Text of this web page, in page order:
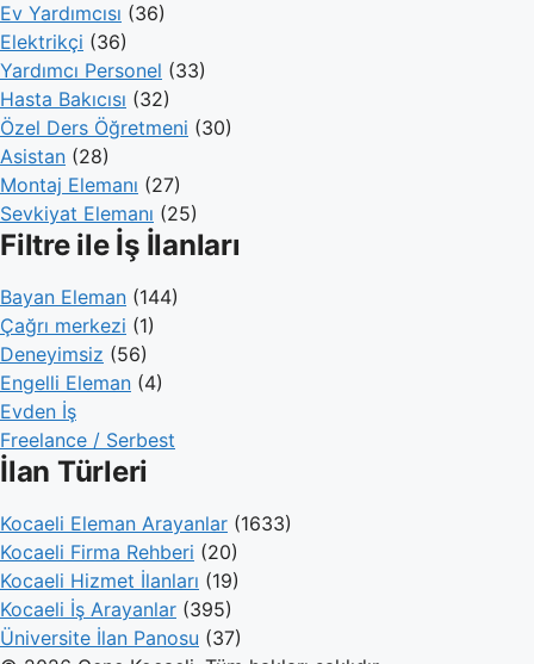
Ev Yardımcısı (36)
Elektrikçi (36)
Yardımcı Personel (33)
Hasta Bakıcısı (32)
Özel Ders Öğretmeni (30)
Asistan (28)
Montaj Elemanı (27)
Sevkiyat Elemanı (25)
Filtre ile İş İlanları
Bayan Eleman (144)
Çağrı merkezi (1)
Deneyimsiz (56)
Engelli Eleman (4)
Evden İş
Freelance / Serbest
İlan Türleri
Kocaeli Eleman Arayanlar (1633)
Kocaeli Firma Rehberi (20)
Kocaeli Hizmet İlanları (19)
Kocaeli İş Arayanlar (395)
Üniversite İlan Panosu (37)